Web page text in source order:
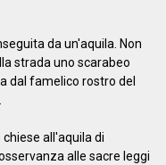
da un'aquila. Non
strada uno scarabeo
dal famelico rostro del
all'aquila di
alle sacre leggi